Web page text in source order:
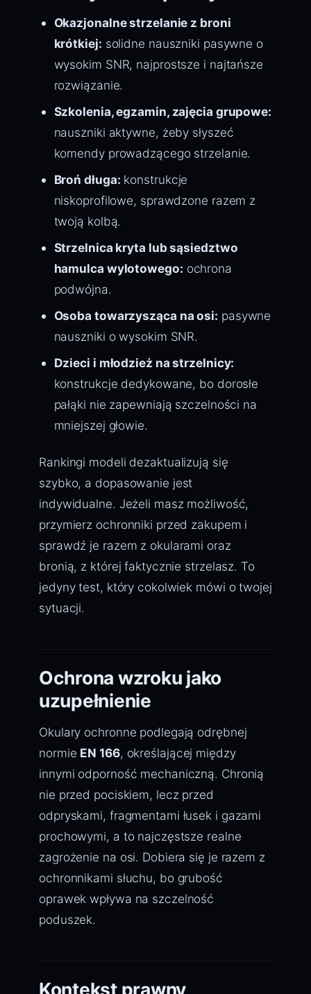
Okazjonalne strzelanie z broni
krótkiej: solidne nauszniki pasywne o
wysokim SNR, najprostsze i najtańsze
rozwiązanie.
Szkolenia, egzamin, zajęcia grupowe:
nauszniki aktywne, żeby słyszeć
komendy prowadzącego strzelanie.
Broń długa: konstrukcje
niskoprofilowe, sprawdzone razem z
twoją kolbą.
Strzelnica kryta lub sąsiedztwo
hamulca wylotowego: ochrona
podwójna.
Osoba towarzysząca na osi: pasywne
nauszniki o wysokim SNR.
Dzieci i młodzież na strzelnicy:
konstrukcje dedykowane, bo dorosłe
pałąki nie zapewniają szczelności na
mniejszej głowie.
Rankingi modeli dezaktualizują się
szybko, a dopasowanie jest
indywidualne. Jeżeli masz możliwość,
przymierz ochronniki przed zakupem i
sprawdź je razem z okularami oraz
bronią, z której faktycznie strzelasz. To
jedyny test, który cokolwiek mówi o twojej
sytuacji.
Ochrona wzroku jako
uzupełnienie
Okulary ochronne podlegają odrębnej
normie EN 166, określającej między
innymi odporność mechaniczną. Chronią
nie przed pociskiem, lecz przed
odpryskami, fragmentami łusek i gazami
prochowymi, a to najczęstsze realne
zagrożenie na osi. Dobiera się je razem z
ochronnikami słuchu, bo grubość
oprawek wpływa na szczelność
poduszek.
Kontekst prawny